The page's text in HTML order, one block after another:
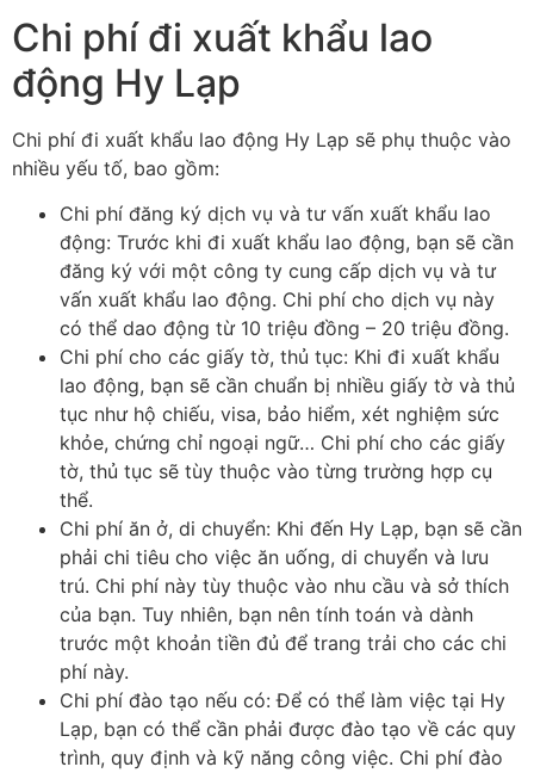
Chi phí đi xuất khẩu lao
động Hy Lạp
Chi phí đi xuất khẩu lao động Hy Lạp sẽ phụ thuộc vào
nhiều yếu tố, bao gồm:
Chi phí đăng ký dịch vụ và tư vấn xuất khẩu lao
động: Trước khi đi xuất khẩu lao động, bạn sẽ cần
đăng ký với một công ty cung cấp dịch vụ và tư
vấn xuất khẩu lao động. Chi phí cho dịch vụ này
có thể dao động từ 10 triệu đồng – 20 triệu đồng.
Chi phí cho các giấy tờ, thủ tục: Khi đi xuất khẩu
lao động, bạn sẽ cần chuẩn bị nhiều giấy tờ và thủ
tục như hộ chiếu, visa, bảo hiểm, xét nghiệm sức
khỏe, chứng chỉ ngoại ngữ… Chi phí cho các giấy
tờ, thủ tục sẽ tùy thuộc vào từng trường hợp cụ
thể.
Chi phí ăn ở, di chuyển: Khi đến Hy Lạp, bạn sẽ cần
phải chi tiêu cho việc ăn uống, di chuyển và lưu
trú. Chi phí này tùy thuộc vào nhu cầu và sở thích
của bạn. Tuy nhiên, bạn nên tính toán và dành
trước một khoản tiền đủ để trang trải cho các chi
phí này.
Chi phí đào tạo nếu có: Để có thể làm việc tại Hy
Lạp, bạn có thể cần phải được đào tạo về các quy
trình, quy định và kỹ năng công việc. Chi phí đào